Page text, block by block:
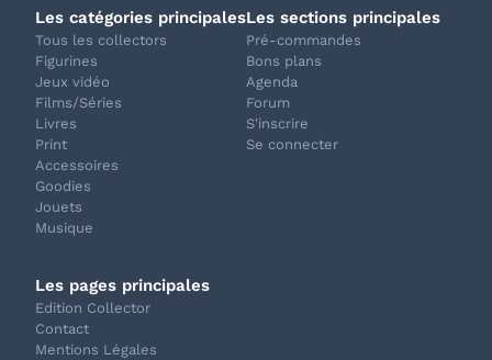
Les catégories principales
Tous les collectors
Figurines
Jeux vidéo
Films/Séries
Livres
Print
Accessoires
Goodies
Jouets
Musique
Les sections principales
Pré-commandes
Bons plans
Agenda
Forum
S'inscrire
Se connecter
Les pages principales
Edition Collector
Contact
Mentions Légales